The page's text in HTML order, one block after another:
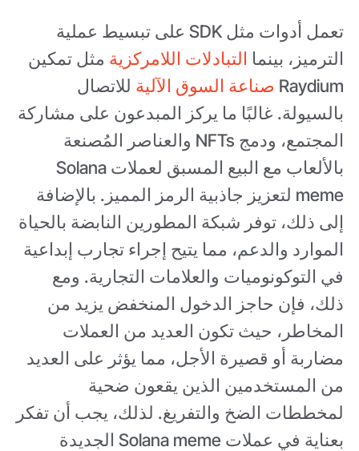
تعمل أدوات مثل SDK على تبسيط عملية
الترميز، بينما التبادلات اللامركزية مثل تمكين
Raydium صناعة السوق الآلية للاتصال
بالسيولة. غالبًا ما يركز المبدعون على مشاركة
المجتمع، ودمج NFTs والعناصر المُصنعة
بالألعاب مع البيع المسبق لعملات Solana
meme لتعزيز جاذبية الرمز المميز. بالإضافة
إلى ذلك، توفر شبكة المطورين النابضة بالحياة
الموارد والدعم، مما يتيح إجراء تجارب إبداعية
في التوكونوميات والعلامات التجارية. ومع
ذلك، فإن حاجز الدخول المنخفض يزيد من
المخاطر، حيث تكون العديد من العملات
مضاربة أو قصيرة الأجل، مما يؤثر على العديد
من المستخدمين الذين يقعون ضحية
لمخططات الضخ والتفريغ. لذلك، يجب أن تفكر
بعناية في عملات Solana meme الجديدة